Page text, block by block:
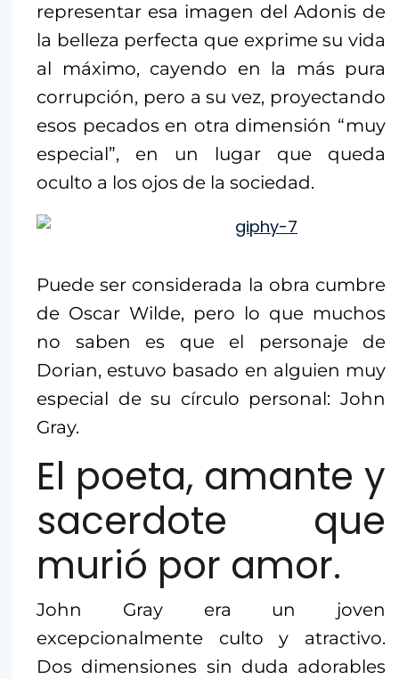
representar esa imagen del Adonis de
la belleza perfecta que exprime su vida
al máximo, cayendo en la más pura
corrupción, pero a su vez, proyectando
esos pecados en otra dimensión “muy
especial”, en un lugar que queda
oculto a los ojos de la sociedad.
Puede ser considerada la obra cumbre
de Oscar Wilde, pero lo que muchos
no saben es que el personaje de
Dorian, estuvo basado en alguien muy
especial de su círculo personal: John
Gray.
El poeta, amante y
sacerdote que
murió por amor.
John Gray era un joven
excepcionalmente culto y atractivo.
Dos dimensiones sin duda adorables